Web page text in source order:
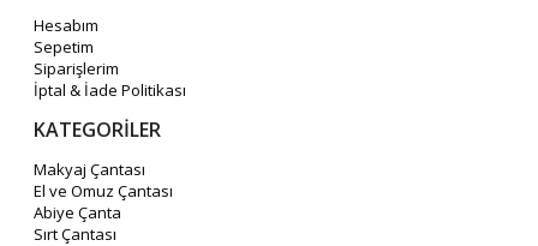
Hesabım
Sepetim
Siparişlerim
İptal & İade Politikası
KATEGORİLER
Makyaj Çantası
El ve Omuz Çantası
Abiye Çanta
Sırt Çantası